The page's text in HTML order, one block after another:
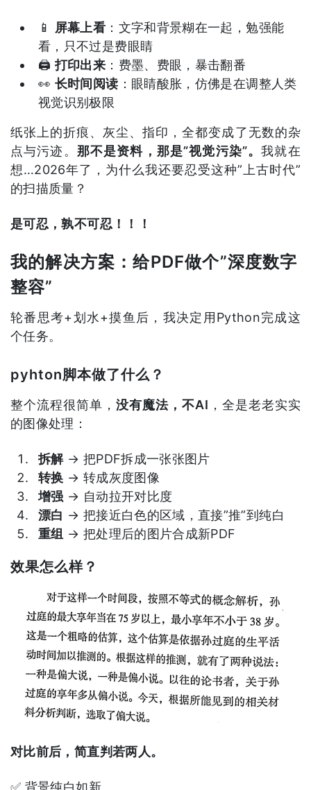
📱 屏幕上看 ：文字和背景糊在一起，勉强能
看，只不过是费眼睛
🖨️打印出来 ：费墨、费眼，暴击翻番
👀 长时间阅读 ：眼睛酸胀，仿佛是在调整人类
视觉识别极限
纸张上的折痕、灰尘、指印，全都变成了无数的杂
点与污迹。 那不是资料，那是”视觉污染”。我就在
想…2026年了，为什么我还要忍受这种”上古时代”
的扫描质量？
是可忍，孰不可忍！！！
我的解决方案：给PDF做个”深度数字
整容”
轮番思考+划水+摸鱼后，我决定用Python完成这
个任务。
pyhton脚本做了什么？
整个流程很简单，没有魔法，不AI ，全是老老实实
的图像处理：
拆解→ 把PDF拆成一张张图片
转换 → 转成灰度图像
增强 → 自动拉开对比度
漂白 → 把接近白色的区域，直接”推”到纯白
重组 → 把处理后的图片合成新PDF
效果怎么样？
对比前后，简直判若两人。
✅ 背景纯白如新